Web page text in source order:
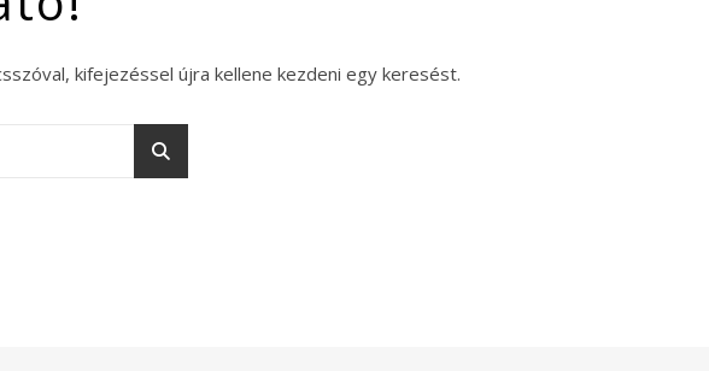
kifejezéssel újra kellene kezdeni egy keresést.